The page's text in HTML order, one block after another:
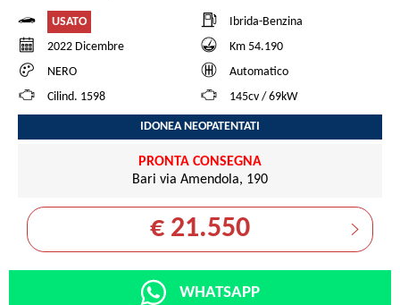
USATO
Ibrida-Benzina
2022 Dicembre
Km 54.190
NERO
Automatico
Cilind. 1598
145cv / 69kW
IDONEA NEOPATENTATI
PRONTA CONSEGNA
Bari via Amendola, 190
€ 21.550
WHATSAPP